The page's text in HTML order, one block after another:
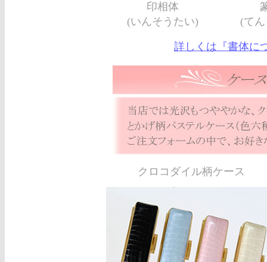
印相体
(いんそうたい)
(て
詳しくは『書体に
クロコダイル柄ケース